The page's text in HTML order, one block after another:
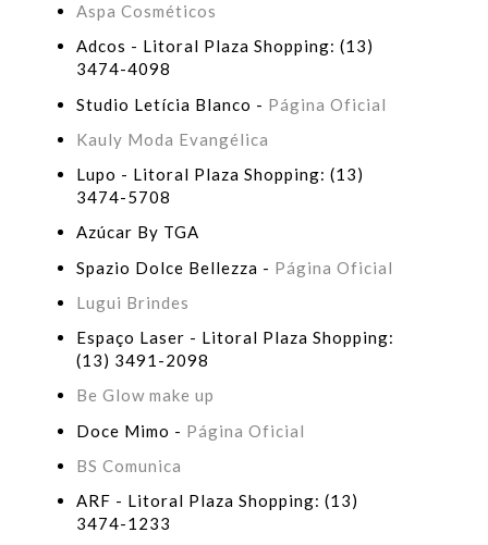
Aspa Cosméticos
Adcos - Litoral Plaza Shopping: (13)
3474-4098
Studio Letícia Blanco - Página Oficial
Kauly Moda Evangélica
Lupo - Litoral Plaza Shopping: (13)
3474-5708
Azúcar By TGA
Spazio Dolce Bellezza - Página Oficial
Lugui Brindes
Espaço Laser - Litoral Plaza Shopping:
(13) 3491-2098
Be Glow make up
Doce Mimo - Página Oficial
BS Comunica
ARF - Litoral Plaza Shopping: (13)
3474-1233